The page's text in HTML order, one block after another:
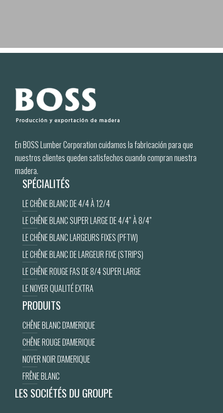
En BOSS Lumber Corporation cuidamos la fabricación para que
nuestros clientes queden satisfechos cuando compran nuestra
madera.
SPÉCIALITÉS
LE CHÊNE BLANC DE 4/4 À 12/4
LE CHÊNE BLANC SUPER LARGE DE 4/4” À 8/4”
LE CHÊNE BLANC LARGEURS FIXES (PFTW)
LE CHÊNE BLANC DE LARGEUR FIXE (STRIPS)
LE CHÊNE ROUGE FAS DE 8/4 SUPER LARGE
LE NOYER QUALITÉ EXTRA
PRODUITS
CHÊNE BLANC D'AMERIQUE
CHÊNE ROUGE D'AMERIQUE
NOYER NOIR D'AMERIQUE
FRÊNE BLANC
LES SOCIÉTÉS DU GROUPE